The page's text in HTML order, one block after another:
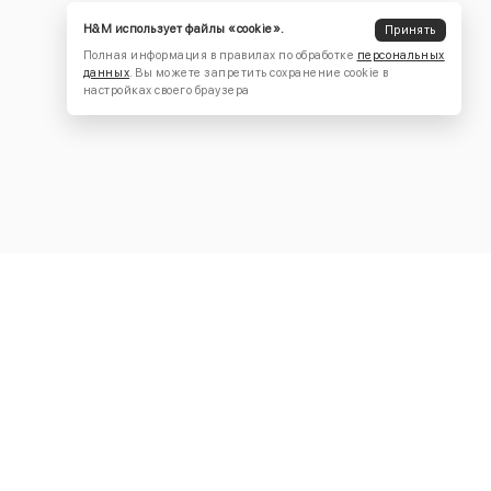
H&M использует файлы «cookie».
Принять
Полная информация в правилах по обработке персональных
данных. Вы можете запретить сохранение cookie в
настройках своего браузера